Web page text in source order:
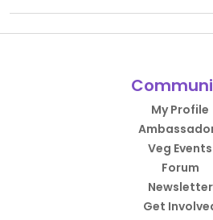
My Profile
Veg Events
Forum
Newsletter
Get